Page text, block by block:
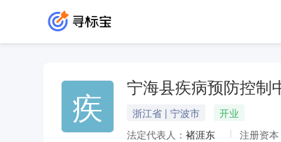
疾 宁海县疾病预防控制
浙江省 | 宁波市
开业
法定代表人： 褚涯东 注册资本